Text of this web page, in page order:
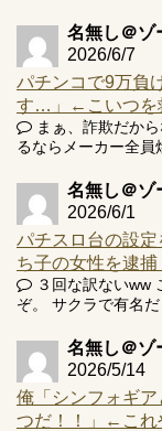
Powered by
名無し＠ゾ
2026/6/7
パチンコで9万負
す…」←こいつを
まぁ、詐欺だか
るならメーカー全員
名無し＠ゾ
2026/6/1
パチスロ台の設
ち子の女性を逮捕
３回な訳ないww
ぞ。 サクラで有名
名無し＠ゾ
2026/5/14
俺「シンフォギ
つだ！！」←これ